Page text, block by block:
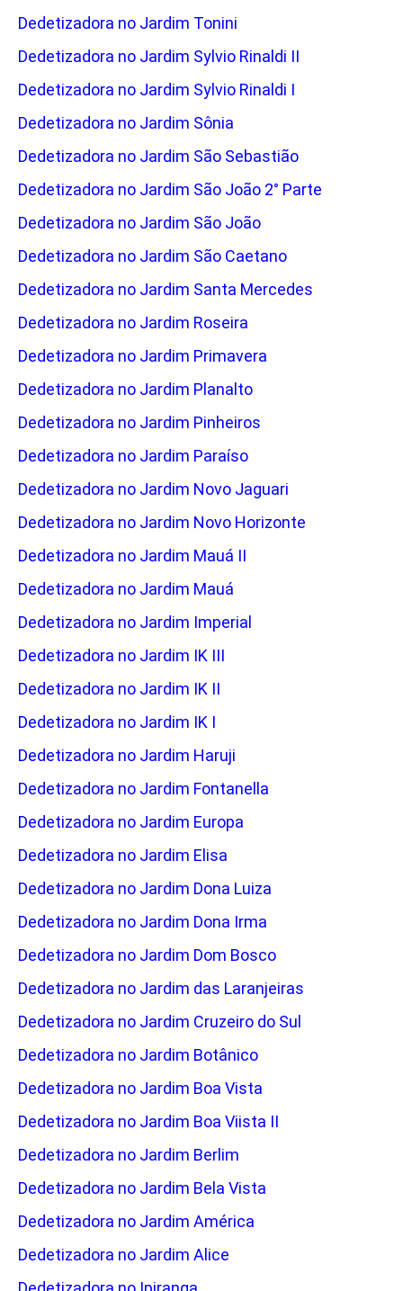
Dedetizadora no Jardim Tonini
Dedetizadora no Jardim Sylvio Rinaldi II
Dedetizadora no Jardim Sylvio Rinaldi I
Dedetizadora no Jardim Sônia
Dedetizadora no Jardim São Sebastião
Dedetizadora no Jardim São João 2° Parte
Dedetizadora no Jardim São João
Dedetizadora no Jardim São Caetano
Dedetizadora no Jardim Santa Mercedes
Dedetizadora no Jardim Roseira
Dedetizadora no Jardim Primavera
Dedetizadora no Jardim Planalto
Dedetizadora no Jardim Pinheiros
Dedetizadora no Jardim Paraíso
Dedetizadora no Jardim Novo Jaguari
Dedetizadora no Jardim Novo Horizonte
Dedetizadora no Jardim Mauá II
Dedetizadora no Jardim Mauá
Dedetizadora no Jardim Imperial
Dedetizadora no Jardim IK III
Dedetizadora no Jardim IK II
Dedetizadora no Jardim IK I
Dedetizadora no Jardim Haruji
Dedetizadora no Jardim Fontanella
Dedetizadora no Jardim Europa
Dedetizadora no Jardim Elisa
Dedetizadora no Jardim Dona Luiza
Dedetizadora no Jardim Dona Irma
Dedetizadora no Jardim Dom Bosco
Dedetizadora no Jardim das Laranjeiras
Dedetizadora no Jardim Cruzeiro do Sul
Dedetizadora no Jardim Botânico
Dedetizadora no Jardim Boa Vista
Dedetizadora no Jardim Boa Viista II
Dedetizadora no Jardim Berlim
Dedetizadora no Jardim Bela Vista
Dedetizadora no Jardim América
Dedetizadora no Jardim Alice